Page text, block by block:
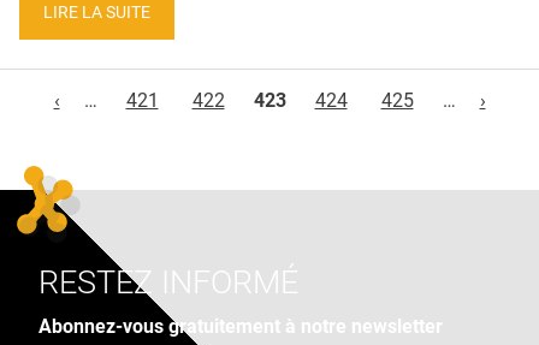
LIRE LA SUITE
‹
… 421 422 423 424 425 … ›
RESTEZ INFORMÉ
Abonnez-vous gratuitement à notre newsletter